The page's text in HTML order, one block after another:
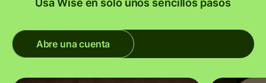
Usa Wise en solo unos sencillos pasos
Abre una cuenta